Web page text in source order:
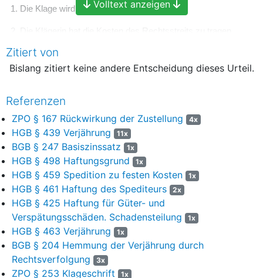
1. Die Klage wird abgewiesen.
3. Das Urteil ist gegen Sicherheitsleistung in Höhe von 110%
des jeweils zu vollstreckenden Betrags vorläufig vollstreckbar.
1
Die Parteien streiten über Schadensersatzansprüche wegen
des Verderbs von Schweinefleisch auf einem Transport von
Deutschland nach China.
2
Die Klägerin ist Warentransportversicherer der T. L. GmbH &
Co. KG. Die Beklagte war auf Veranlassung der
Versicherungsnehmerin der Klägerin im Rahmen eines
multimodalen Transports einer Partie gefrorener Schweinerippen
mit einem Gesamtgewicht von 28.545 kg und einem Warenwert
von 45.105,00 € von W./Deutschland nach Y./Volksrepublik
China tätig, wobei die Natur der Tätigkeit der Beklagten
zwischen den Parteien streitig ist.
Volltext anzeigen
Zitiert von
Bislang zitiert keine andere Entscheidung dieses Urteil.
Referenzen
ZPO § 167 Rückwirkung der Zustellung 4x
HGB § 439 Verjährung 11x
BGB § 247 Basiszinssatz 1x
HGB § 498 Haftungsgrund 1x
HGB § 459 Spedition zu festen Kosten 1x
HGB § 461 Haftung des Spediteurs 2x
HGB § 425 Haftung für Güter- und
Verspätungsschäden. Schadensteilung
1x
HGB § 463 Verjährung 1x
BGB § 204 Hemmung der Verjährung durch
Rechtsverfolgung
3x
ZPO § 253 Klageschrift 1x